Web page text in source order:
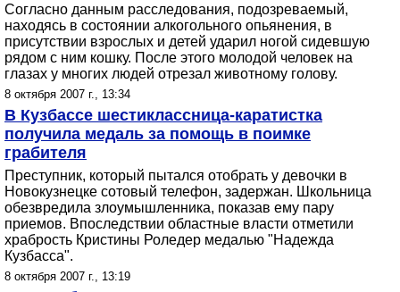
Согласно данным расследования, подозреваемый,
находясь в состоянии алкогольного опьянения, в
присутствии взрослых и детей ударил ногой сидевшую
рядом с ним кошку. После этого молодой человек на
глазах у многих людей отрезал животному голову.
8 октября 2007 г., 13:34
В Кузбассе шестиклассница-каратистка
получила медаль за помощь в поимке
грабителя
Преступник, который пытался отобрать у девочки в
Новокузнецке сотовый телефон, задержан. Школьница
обезвредила злоумышленника, показав ему пару
приемов. Впоследствии областные власти отметили
храбрость Кристины Роледер медалью "Надежда
Кузбасса".
8 октября 2007 г., 13:19